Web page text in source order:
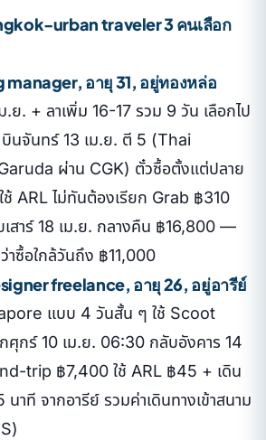
urban traveler 3 คนเลือก
อายุ 31, อยู่ทองหล่อ
.ย. + ลาเพิ่ม 16-17 รวม 9 วัน เลือกไป
นจันทร์ 13 เม.ย. ตี 5 (Thai
ผ่าน CGK) ตั๋วซื้อตั้งแต่ปลาย
ARL ไม่ทันต้องเรียก Grab ฿310
สาร์ 18 เม.ย. กลางคืน ฿16,800 —
ซื้อใกล้วันถึง ฿11,000
freelance, อายุ 26, อยู่อารีย์
แบบ 4 วันสั้น ๆ ใช้ Scoot
ศุกร์ 10 เม.ย. 06:30 กลับอังคาร 14
trip ฿7,400 ใช้ ARL ฿45 + เดิน
าที จากอารีย์ รวมค่าเดินทางเข้าสนาม